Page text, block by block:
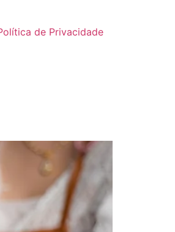
de Privacidade